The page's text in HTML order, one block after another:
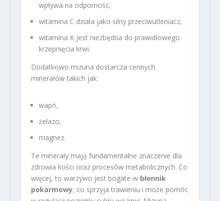
wpływa na odporność,
witamina C działa jako silny przeciwutleniacz,
witamina K jest niezbędna do prawidłowego
krzepnięcia krwi.
Dodatkowo mizuna dostarcza cennych
minerałów takich jak:
wapń,
żelazo,
magnez.
Te minerały mają fundamentalne znaczenie dla
zdrowia kości oraz procesów metabolicznych. Co
więcej, to warzywo jest bogate w błonnik
pokarmowy, co sprzyja trawieniu i może pomóc